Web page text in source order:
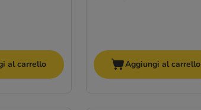
al carrello Aggiungi al carrello